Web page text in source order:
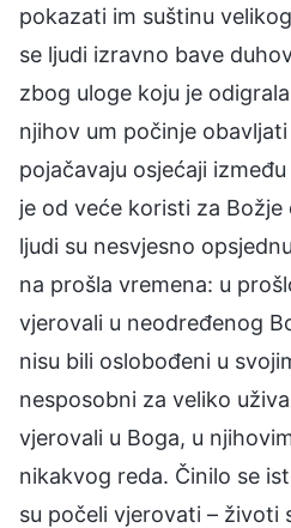
pokazati im suštinu
se ljudi izravno bave
zbog uloge koju je
njihov um počinje
pojačavaju osjećaji
je od veće koristi za Božje
ljudi su nesvjesno
na prošla vremena: u
vjerovali u neodređenog
nisu bili oslobođeni u
nesposobni za veliko
vjerovali u Boga, u
nikakvog reda. Činilo se
su počeli vjerovati – životi